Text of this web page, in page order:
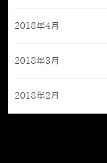
2018年4月
2018年3月
2018年2月